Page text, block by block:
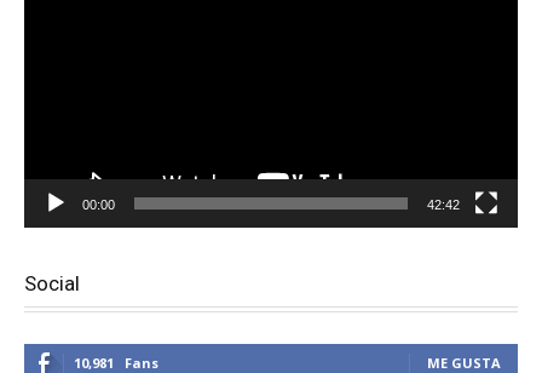
00:00 42:42
Social
10,981 Fans ME GUSTA